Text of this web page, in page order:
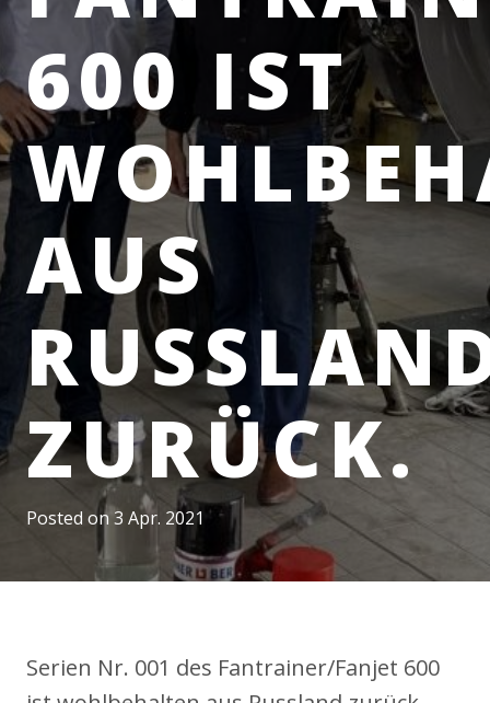
600 IST
AUS
ZURÜCK.
Posted on 3 Apr. 2021
Serien Nr. 001 des Fantrainer/Fanjet 600